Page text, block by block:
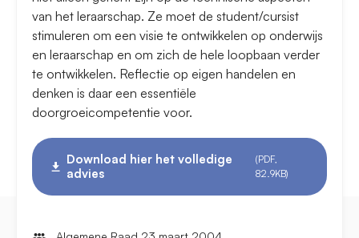
van het leraarschap. Ze moet de student/cursist
stimuleren om een visie te ontwikkelen op onderwijs
en leraarschap en om zich de hele loopbaan verder
te ontwikkelen. Reflectie op eigen handelen en
denken is daar een essentiële
doorgroeicompetentie voor.
Download hier het volledige
advies
(PDF,
82.9KB)